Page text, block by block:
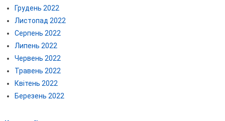
Грудень 2022
Листопад 2022
Серпень 2022
Липень 2022
Червень 2022
Травень 2022
Квітень 2022
Березень 2022